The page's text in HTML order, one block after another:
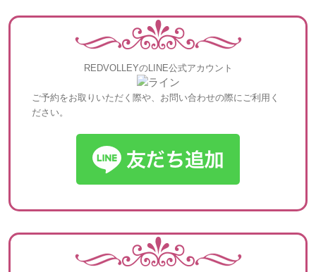
REDVOLLEYのLINE公式アカウント
ご予約をお取りいただく際や、お問い合わせの際にご利用く
ださい。